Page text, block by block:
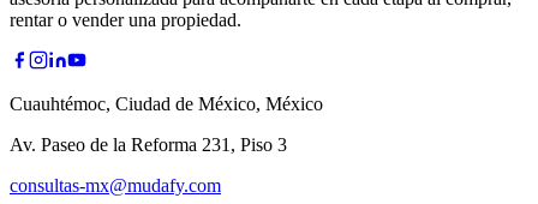
rentar o vender una propiedad.
Cuauhtémoc, Ciudad de México, México
Av. Paseo de la Reforma 231, Piso 3
consultas-mx@mudafy.com